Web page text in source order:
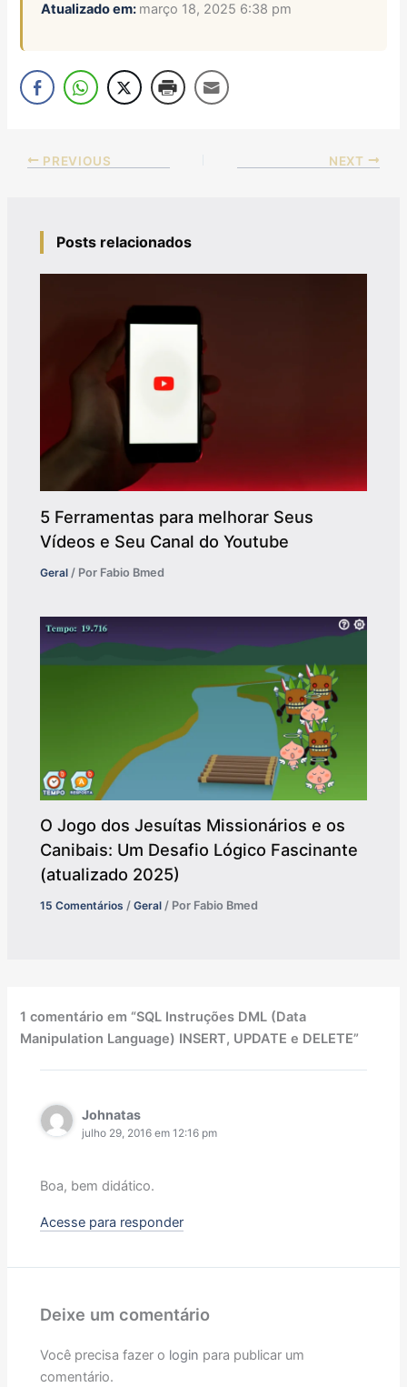
Atualizado em: março 18, 2025 6:38 pm
PREVIOUS NEXT
Posts relacionados
5 Ferramentas para melhorar Seus
Vídeos e Seu Canal do Youtube
Geral / Por Fabio Bmed
O Jogo dos Jesuítas Missionários e os
Canibais: Um Desafio Lógico Fascinante
(atualizado 2025)
15 Comentários /Geral / Por Fabio Bmed
1 comentário em “SQL Instruções DML (Data
Manipulation Language) INSERT, UPDATE e DELETE”
Johnatas
julho 29, 2016 em 12:16 pm
Boa, bem didático.
Acesse para responder
Deixe um comentário
Você precisa fazer o login para publicar um
comentário.